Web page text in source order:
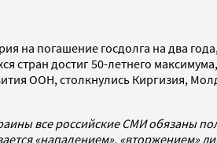
на погашение госдолга на два
достиг 50-летнего
ООН, столкнулись Киргизия,
все российские СМИ обязаны
«нападением», «вторжением»